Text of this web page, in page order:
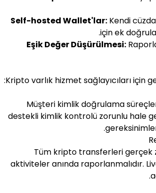
Self-hosted Wallet'lar: Kendi
için ek
Eşik Değer Düşürülmesi:
Kripto varlık hizmet sağlayıcıları için
Müşteri kimlik doğrulama
destekli kimlik kontrolü zorunlu hale
Tüm kripto transferleri gerçek
aktiviteler anında raporlanmalıdır.